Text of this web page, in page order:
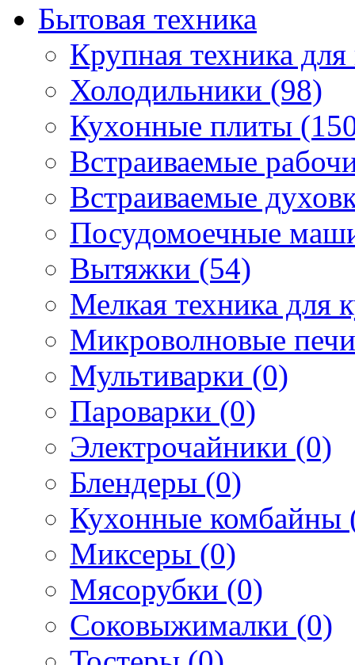
Бытовая техника
Крупная техника
Холодильники (98)
Кухонные плиты
Встраиваемые
Встраиваемые
Посудомоечные
Вытяжки (54)
Мелкая техника для
Микроволновые
Мультиварки (0)
Пароварки (0)
Электрочайники (0)
Блендеры (0)
Кухонные комбайны
Миксеры (0)
Мясорубки (0)
Соковыжималки (0)